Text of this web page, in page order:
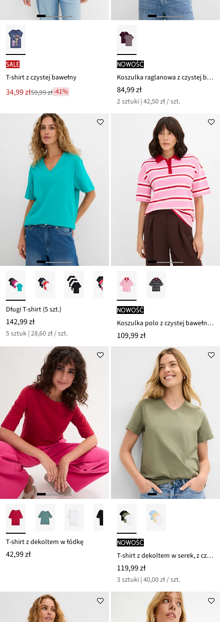
SALE
T-shirt z czystej bawełny
Nowa
cena
34,99 zł
Przeceniono
59,99 zł-41%
nowość
Koszulka raglanowa z czystej bawełny (2 szt.)
84,99 zł
2 sztuki | 42,50 zł / szt.
Długi T-shirt (5 szt.)
142,99 zł
5 sztuk | 28,60 zł / szt.
nowość
Koszulka polo z czystej bawełny organicznej
109,99 zł
T-shirt z dekoltem w łódkę
42,99 zł
nowość
T-shirt z dekoltem w serek, z czystej bawełny organicznej, 3 szt.
119,99 zł
3 sztuki | 40,00 zł / szt.